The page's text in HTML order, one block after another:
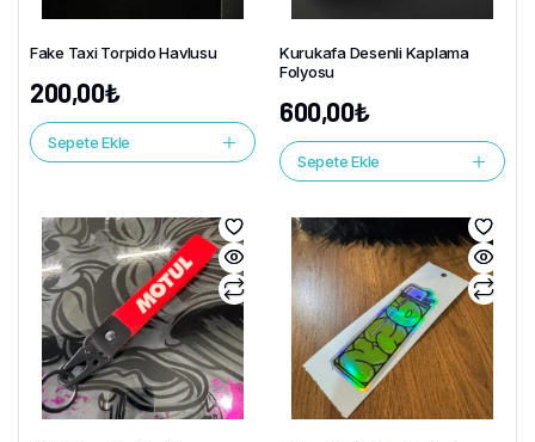
Fake Taxi Torpido Havlusu
200,00₺
Sepete Ekle
Kurukafa Desenli Kaplama
Folyosu
600,00₺
Sepete Ekle